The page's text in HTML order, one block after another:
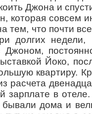
Джона и
совсем
тем, что почти
долгих недели,
Джоном,
Йоко,
квартиру.
расчета
зарплате в
дома и